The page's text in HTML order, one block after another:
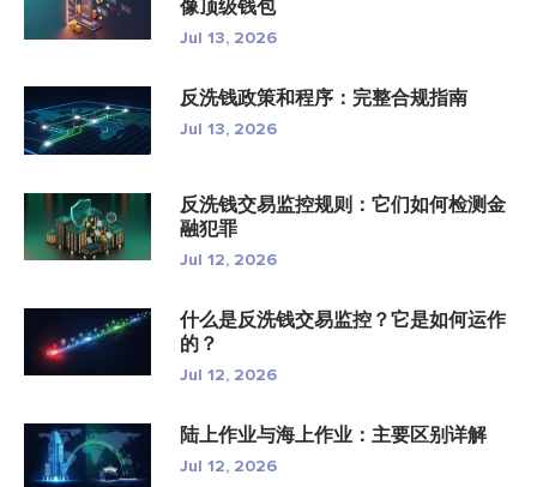
像顶级钱包
Jul 13, 2026
反洗钱政策和程序：完整合规指南
Jul 13, 2026
反洗钱交易监控规则：它们如何检测金
融犯罪
Jul 12, 2026
什么是反洗钱交易监控？它是如何运作
的？
Jul 12, 2026
陆上作业与海上作业：主要区别详解
Jul 12, 2026